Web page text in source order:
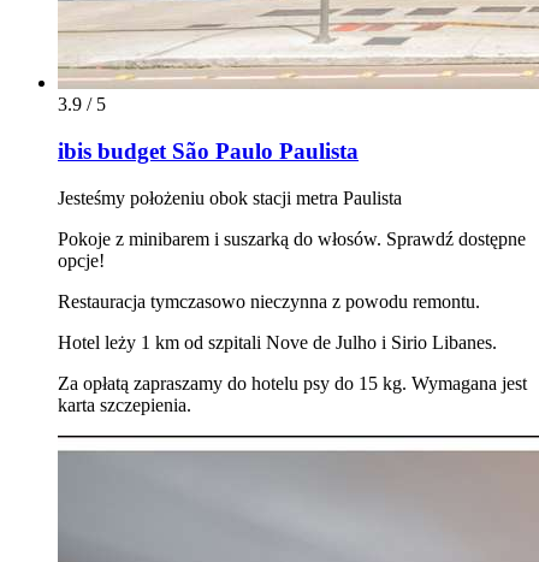
3.9 / 5
ibis budget São Paulo Paulista
Jesteśmy położeniu obok stacji metra Paulista
Pokoje z minibarem i suszarką do włosów. Sprawdź dostępne
opcje!
Restauracja tymczasowo nieczynna z powodu remontu.
Hotel leży 1 km od szpitali Nove de Julho i Sirio Libanes.
Za opłatą zapraszamy do hotelu psy do 15 kg. Wymagana jest
karta szczepienia.